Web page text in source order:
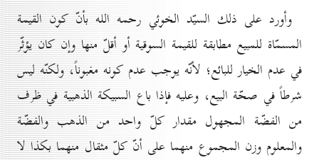
وأورد على ذلك السيّد الخوئي رحمه الله بأنّ كون القيمة
المسمّاة للمبيع مطابقة للقيمة السوقية أو أقلّ منها وإن كان يؤثّر
في عدم الخيار للبائع؛ لأنّه يوجب عدم كونه مغبوناً، ولكنّه ليس
شرطاً في صحّة البيع، وعليه فإذا باع السبيكة الذهبية في ظرف
من الفضّة المجهول مقدار كلّ واحد من الذهب والفضّة
والمعلوم وزن المجموع منهما على أنّ كلّ مثقال منهما بكذا لا